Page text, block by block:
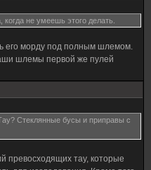
не умеешь этого делать.
его морду под полным шлемом.
шлемы первой же пулей
Стеклянные бусы и приправы с
превосходящих тау, которые